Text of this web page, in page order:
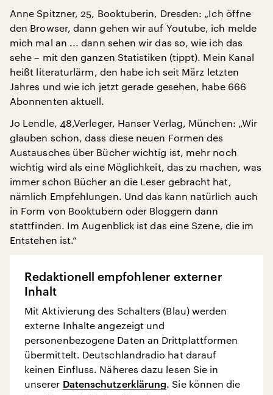
Anne Spitzner, 25, Booktuberin, Dresden: „Ich öffne
den Browser, dann gehen wir auf Youtube, ich melde
mich mal an ... dann sehen wir das so, wie ich das
sehe – mit den ganzen Statistiken (tippt). Mein Kanal
heißt literaturlärm, den habe ich seit März letzten
Jahres und wie ich jetzt gerade gesehen, habe 666
Abonnenten aktuell.
Jo Lendle, 48,Verleger, Hanser Verlag, München: „Wir
glauben schon, dass diese neuen Formen des
Austausches über Bücher wichtig ist, mehr noch
wichtig wird als eine Möglichkeit, das zu machen, was
immer schon Bücher an die Leser gebracht hat,
nämlich Empfehlungen. Und das kann natürlich auch
in Form von Booktubern oder Bloggern dann
stattfinden. Im Augenblick ist das eine Szene, die im
Entstehen ist.“
Redaktionell empfohlener externer
Inhalt
Mit Aktivierung des Schalters (Blau) werden
externe Inhalte angezeigt und
personenbezogene Daten an Drittplattformen
übermittelt. Deutschlandradio hat darauf
keinen Einfluss. Näheres dazu lesen Sie in
unserer Datenschutzerklärung. Sie können die